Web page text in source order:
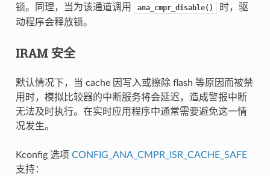
锁。同理，当为该通道调用
ana_cmpr_disable()
时，驱
动程序会释放锁。
IRAM 安全
默认情况下，当 cache 因写入或擦除 flash 等原因而被禁
用时，模拟比较器的中断服务将会延迟，造成警报中断
无法及时执行。在实时应用程序中通常需要避免这一情
况发生。
Kconfig 选项 CONFIG_ANA_CMPR_ISR_CACHE_SAFE
支持：